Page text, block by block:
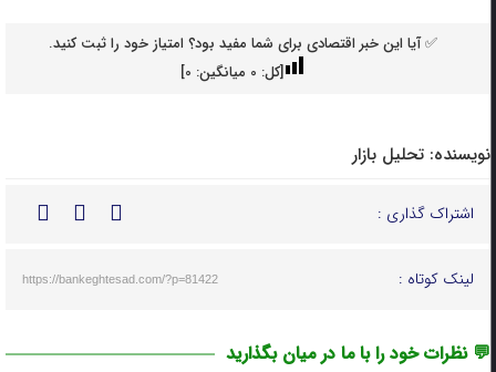
✅ آیا این خبر اقتصادی برای شما مفید بود؟ امتیاز خود را ثبت کنید.
[کل: 0میانگین: 0
]
نویسنده: تحلیل بازار
اشتراک گذاری :
لینک کوتاه : https://bankeghtesad.com/?p=81422
💬 نظرات خود را با ما در میان بگذارید